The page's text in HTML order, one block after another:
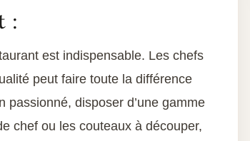
:
est indispensable. Les chefs
peut faire toute la différence
disposer d’une gamme
chef ou les couteaux à découper,